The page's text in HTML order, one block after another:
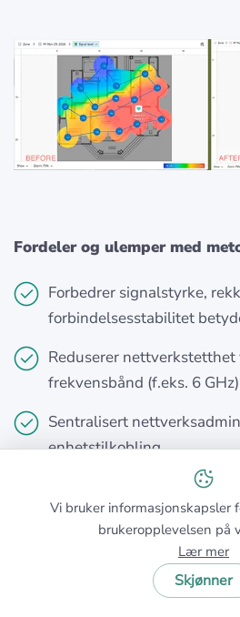
Fordeler og ulemper med
Forbedrer signalstyrke,
forbindelsesstabilitet
Reduserer
frekvensbånd (f.eks. 6
Sentralisert
enhetstilkobling.
Høyere startkostnad
metoder som
tillegg av repeatere.
Kan kanskje ikke løse
svært store eller fleretasje
Vi bruker informasjonskapsler
brukeropplevelsen på
Lær mer
Skjønner